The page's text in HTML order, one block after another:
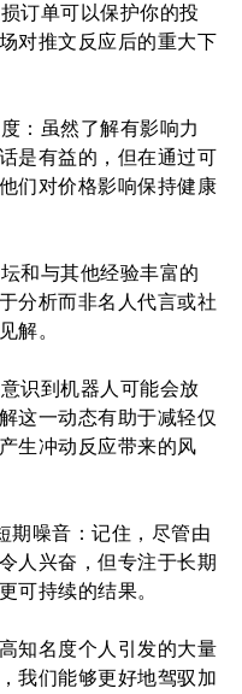
订单可以保护你的投
对推文反应后的重大下
：虽然了解有影响力
是有益的，但在通过可
们对价格影响保持健康
和与其他经验丰富的
分析而非名人代言或社
解。
识到机器人可能会放
这一动态有助于减轻仅
生冲动反应带来的风
期噪音：记住，尽管由
人兴奋，但专注于长期
可持续的结果。
知名度个人引发的大量
我们能够更好地驾驭加